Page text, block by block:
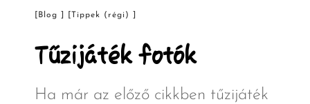
[Blog ] [Tippek (régi) ]
Tűzijáték fotók
Ha már az előző cikkben tűzijáték